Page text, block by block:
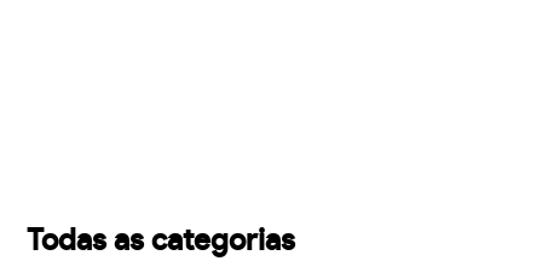
Todas as categorias